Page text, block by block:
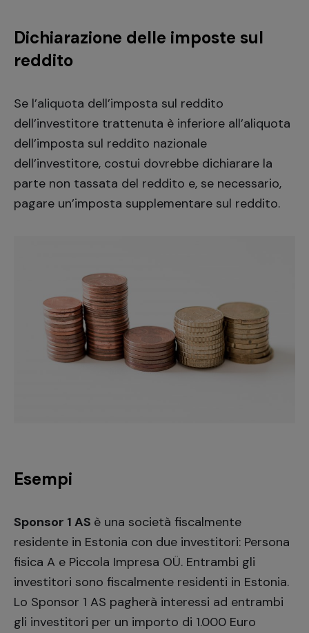
Dichiarazione delle imposte sul
reddito
Se l’aliquota dell’imposta sul reddito
dell’investitore trattenuta è inferiore all’aliquota
dell’imposta sul reddito nazionale
dell’investitore, costui dovrebbe dichiarare la
parte non tassata del reddito e, se necessario,
pagare un’imposta supplementare sul reddito.
Esempi
Sponsor 1 AS è una società fiscalmente
residente in Estonia con due investitori: Persona
fisica A e Piccola Impresa OÜ. Entrambi gli
investitori sono fiscalmente residenti in Estonia.
Lo Sponsor 1 AS pagherà interessi ad entrambi
gli investitori per un importo di 1.000 Euro